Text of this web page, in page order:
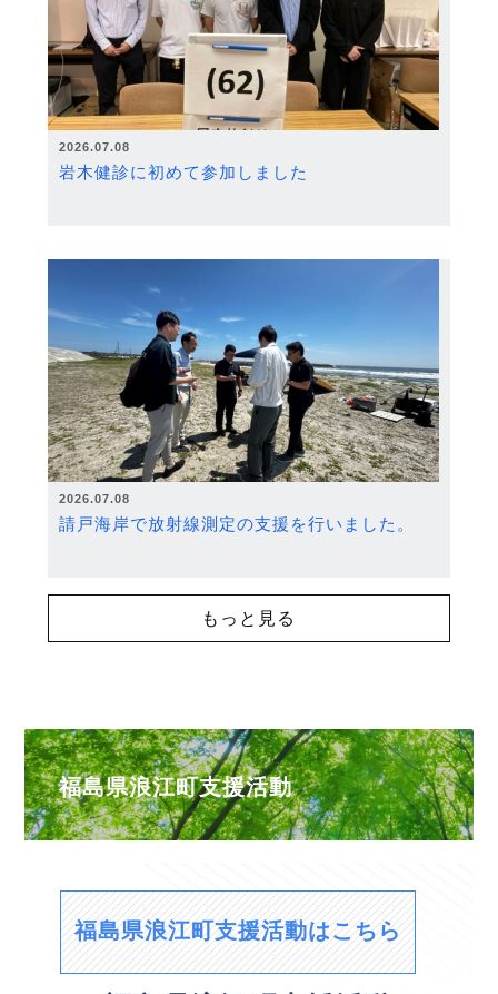
2026.07.08
岩木健診に初めて参加しました
2026.07.08
請戸海岸で放射線測定の支援を行いました。
もっと見る
福島県浪江町支援活動
福島県浪江町支援活動はこちら